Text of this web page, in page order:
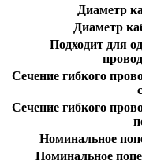
Диаметр
Диаметр
Подходит для
Сечение гибкого
Сечение гибкого
Номинальное
Номинальное